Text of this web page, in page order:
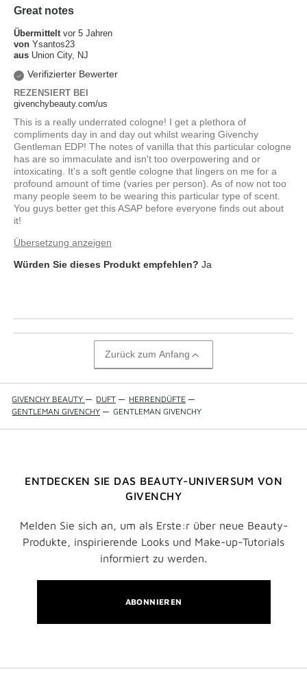
Great notes
Übermittelt vor 5 Jahren
von Ysantos23
aus Union City, NJ
Verifizierter Bewerter
REZENSIERT BEI
givenchybeauty.com/us
This is a really underrated cologne! I get a plethora of
compliments day in and day out whilst wearing Givenchy
Gentleman EDP! The notes of vanilla that this particular cologne
has are so immaculate and isn't too overpowering and or
intoxicating. It's a soft gentle cologne that lingers on me for a
profound amount of time (varies per person). As of now not too
many people seem to be wearing this particular type of scent.
You guys better get this ASAP before everyone finds out about
it!
Übersetzung anzeigen
Würden Sie dieses Produkt empfehlen? Ja
Zurück zum Anfang
GIVENCHY BEAUTY — DUFT — HERRENDÜFTE —
GENTLEMAN GIVENCHY — GENTLEMAN GIVENCHY
ENTDECKEN SIE DAS BEAUTY-UNIVERSUM VON
GIVENCHY
Melden Sie sich an, um als Erste:r über neue Beauty-
Produkte, inspirierende Looks und Make-up-Tutorials
informiert zu werden.
ABONNIEREN